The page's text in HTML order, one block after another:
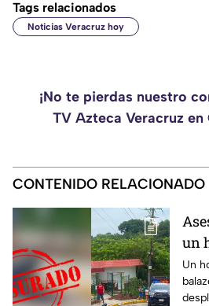
Tags relacionados
Noticias Veracruz hoy
¡No te pierdas nuestro
TV Azteca Veracruz en
CONTENIDO RELACIONADO
un
en
Un